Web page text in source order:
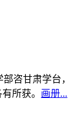
咨甘肃学台，
所获。 画册...